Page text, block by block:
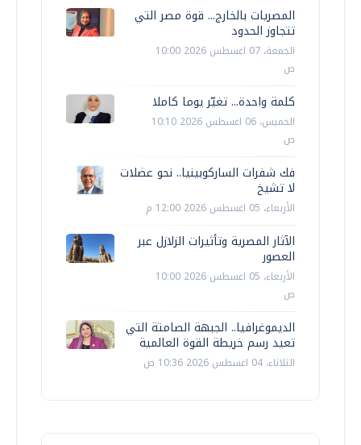
المصريات بالخارج... قوة مصر التي
تتجاوز الحدود
الجمعة، 07 اغسطس 2026 10:00
ص
كلمة واحدة... تغيّر يوما كاملا
الخميس، 06 اغسطس 2026 10:10
ص
فك شفرات الساركوبينيا.. نحو عضلات
لا تشيخ
الأربعاء، 05 اغسطس 2026 12:00 م
الآثار المصرية وتأثيرات الزلازل عبر
العصور
الأربعاء، 05 اغسطس 2026 10:00
ص
الديموغرافيا.. الجبهة الصامتة التي
تعيد رسم خريطة القوة العالمية
الثلاثاء، 04 اغسطس 2026 10:36 ص